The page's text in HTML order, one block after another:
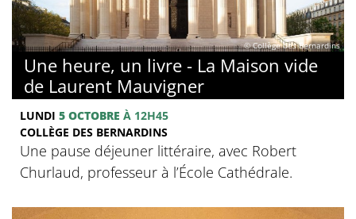
© Collège des Bernardins
Une heure, un livre - La Maison vide
de Laurent Mauvigner
LUNDI 5 OCTOBRE À 12H45
COLLÈGE DES BERNARDINS
Une pause déjeuner littéraire, avec Robert
Churlaud, professeur à l’École Cathédrale.